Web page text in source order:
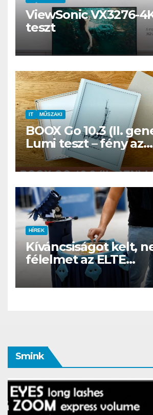
ViewSonic VX3276-
teszt
IT MŰSZAKI
BOOX Go 10.3 (II.
Lumi teszt – fény az
éjszakában, fél
családi csomagban
HÍREK
Kíváncsiságot kelt,
félelmet az ELTE
etológusainak
robotja
Smink